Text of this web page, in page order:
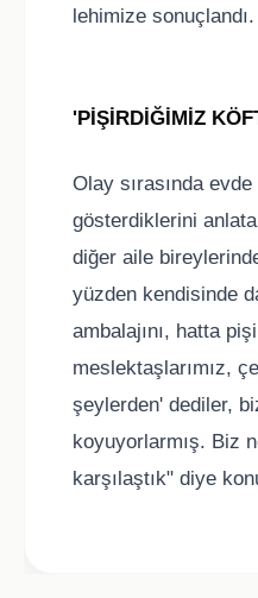
lehimize
'PİŞİRDİĞİMİZ
Olay sırasında
gösterdiklerini
diğer aile
yüzden kendisinde
ambalajını, hatta
meslektaşlarımız,
şeylerden' dediler,
koyuyorlarmış. Biz
karşılaştık" diye